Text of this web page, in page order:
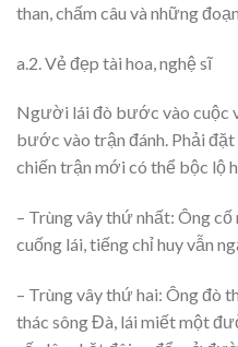
than, chấm câu và những
a.2. Vẻ đẹp tài hoa, nghệ sĩ
Người lái đò bước vào cuộc
bước vào trận đánh. Phải
chiến trận mới có thể bộc lộ
– Trùng vây thứ nhất: Ông
cuống lái, tiếng chỉ huy vẫn
– Trùng vây thứ hai: Ông đò
thác sông Đà, lái miết một